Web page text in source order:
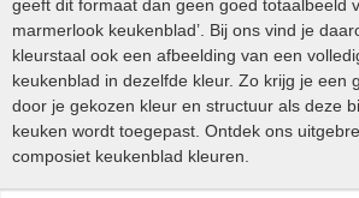
geeft dit formaat dan geen goed totaalbeeld
marmerlook keukenblad’. Bij ons vind je
kleurstaal ook een afbeelding van een
keukenblad in dezelfde kleur. Zo krijg je een
door je gekozen kleur en structuur als deze
keuken wordt toegepast. Ontdek ons
composiet keukenblad kleuren.